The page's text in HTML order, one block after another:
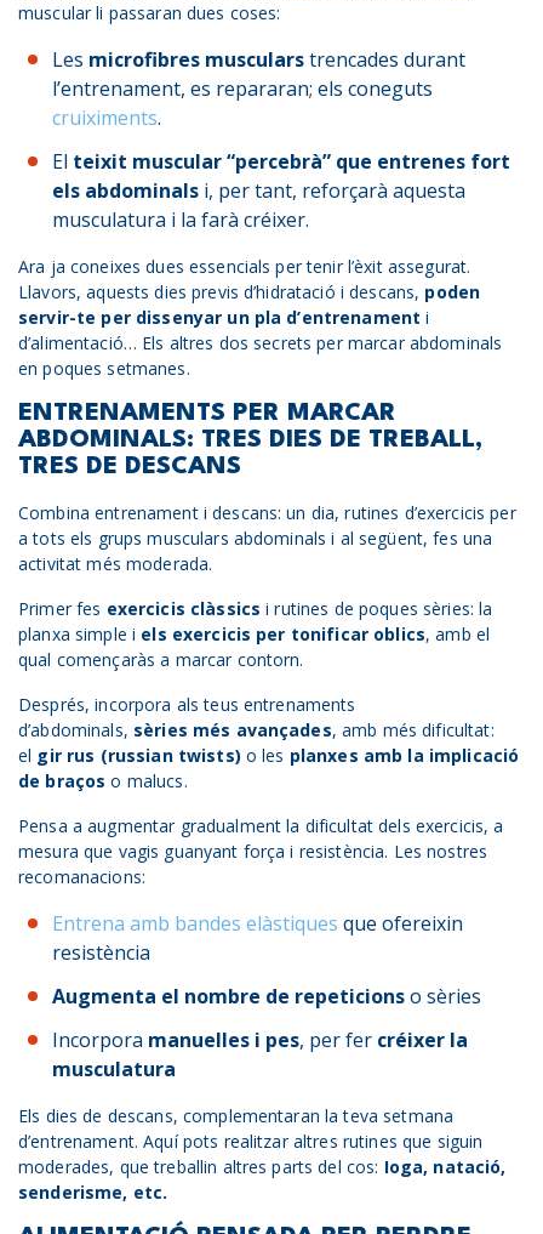
muscular li passaran dues coses:
Les microfibres muscularstrencades durant
l’entrenament, es repararan; els coneguts
cruiximents.
El teixit muscular “percebrà” que entrenes fort
els abdominals i, per tant, reforçarà aquesta
musculatura i la farà créixer.
Ara ja coneixes dues essencials per tenir l’èxit assegurat.
Llavors, aquests dies previs d’hidratació i descans, poden
servir-te per dissenyar un pla d’entrenament i
d’alimentació… Els altres dos secrets per marcar abdominals
en poques setmanes.
ENTRENAMENTS PER MARCAR
ABDOMINALS: TRES DIES DE TREBALL,
TRES DE DESCANS
Combina entrenament i descans: un dia, rutines d’exercicis per
a tots els grups musculars abdominals i al següent, fes una
activitat més moderada.
Primer fes exercicis clàssics i rutines de poques sèries: la
planxa simple i els exercicis per tonificar oblics, amb el
qual començaràs a marcar contorn.
Després, incorpora als teus entrenaments
d’abdominals, sèries més avançades, amb més dificultat:
el gir rus (russian twists) o les planxes amb la implicació
de braços o malucs.
Pensa a augmentar gradualment la dificultat dels exercicis, a
mesura que vagis guanyant força i resistència. Les nostres
recomanacions:
Entrena amb bandes elàstiques que ofereixin
resistència
Augmenta el nombre de repeticionso sèries
Incorpora manuelles i pes, per fer créixer la
musculatura
Els dies de descans, complementaran la teva setmana
d’entrenament. Aquí pots realitzar altres rutines que siguin
moderades, que treballin altres parts del cos: Ioga, natació,
senderisme, etc.